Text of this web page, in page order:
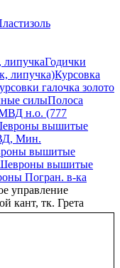
Годички
липучка)Курсовка
галочка золото
силыПолоса
н.о. (777
вышитые
Мин.
вышитые
вышитые
Погран. в-ка
управление
кант, тк. Грета